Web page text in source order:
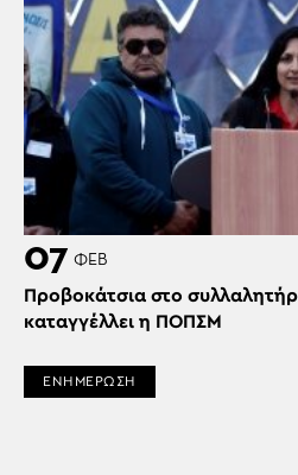
07 ΦΕΒ
Προβοκάτσια στο
καταγγέλλει η ΠΟΠΣΜ
ΕΝΗΜΕΡΩΣΗ